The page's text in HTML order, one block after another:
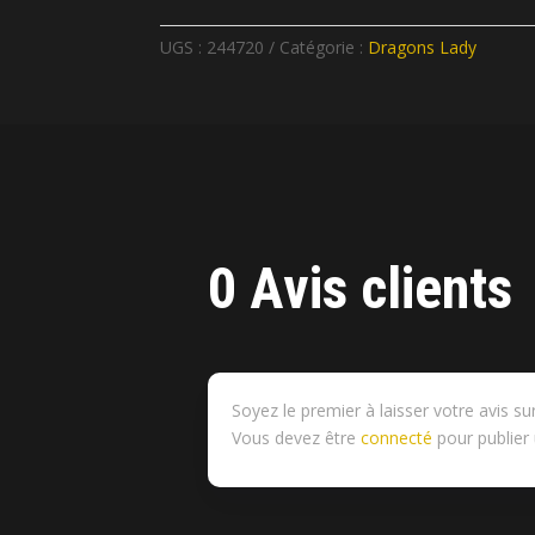
UGS : 244720 Catégorie : Dragons Lady
0 Avis clients
Soyez le premier à laisser votre avis
Vous devez êtreconnecté pour publier